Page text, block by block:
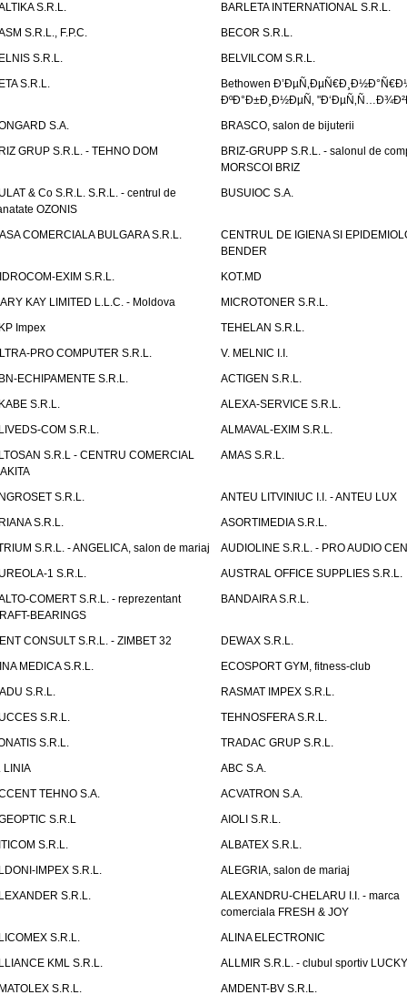
S.R.L.
BARLETA INTERNATIONAL S.R.L.
S.R.L., F.P.C.
BECOR S.R.L.
S.R.L.
BELVILCOM S.R.L.
S.R.L.
Bethowen
ÐºÐ°Ð±Ð¸Ð½ÐµÑ‚
S.A.
BRASCO, salon de bijuterii
GRUP S.R.L. - TEHNO DOM
BRIZ-GRUPP S.R.L. - salonul de
MORSCOI BRIZ
& Co S.R.L. S.R.L. - centrul de
OZONIS
BUSUIOC S.A.
COMERCIALA BULGARA S.R.L.
CENTRUL DE IGIENA SI
BENDER
EXIM S.R.L.
KOT.MD
KAY LIMITED L.L.C. - Moldova
MICROTONER S.R.L.
Impex
TEHELAN S.R.L.
PRO COMPUTER S.R.L.
V. MELNIC I.I.
ECHIPAMENTE S.R.L.
ACTIGEN S.R.L.
S.R.L.
ALEXA-SERVICE S.R.L.
COM S.R.L.
ALMAVAL-EXIM S.R.L.
S.R.L - CENTRU COMERCIAL
AMAS S.R.L.
S.R.L.
ANTEU LITVINIUC I.I. - ANTEU LUX
S.R.L.
ASORTIMEDIA S.R.L.
S.R.L. - ANGELICA, salon de mariaj
AUDIOLINE S.R.L. - PRO AUDIO
1 S.R.L.
AUSTRAL OFFICE SUPPLIES S.R.L.
COMERT S.R.L. - reprezentant
BEARINGS
BANDAIRA S.R.L.
CONSULT S.R.L. - ZIMBET 32
DEWAX S.R.L.
MEDICA S.R.L.
ECOSPORT GYM, fitness-club
S.R.L.
RASMAT IMPEX S.R.L.
S.R.L.
TEHNOSFERA S.R.L.
S.R.L.
TRADAC GRUP S.R.L.
LINIA
ABC S.A.
TEHNO S.A.
ACVATRON S.A.
S.R.L
AIOLI S.R.L.
S.R.L.
ALBATEX S.R.L.
IMPEX S.R.L.
ALEGRIA, salon de mariaj
S.R.L.
ALEXANDRU-CHELARU I.I. - marca
comerciala FRESH & JOY
S.R.L.
ALINA ELECTRONIC
KML S.R.L.
ALLMIR S.R.L. - clubul sportiv
S.R.L.
AMDENT-BV S.R.L.